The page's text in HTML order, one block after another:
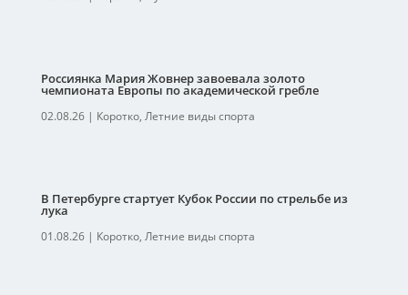
Россиянка Мария Жовнер завоевала золото
чемпионата Европы по академической гребле
02.08.26| Коротко, Летние виды спорта
В Петербурге стартует Кубок России по стрельбе из
лука
01.08.26| Коротко, Летние виды спорта